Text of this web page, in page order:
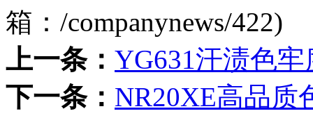
箱： /companynews/422)
上一条： YG631汗渍色牢
下一条： NR20XE高品质